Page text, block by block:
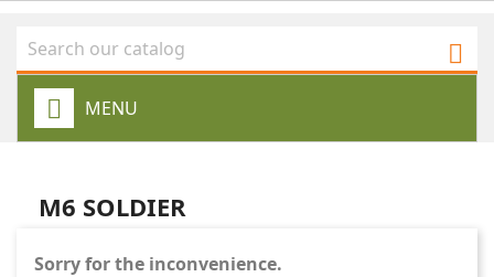

MENU
M6 SOLDIER
Sorry for the inconvenience.